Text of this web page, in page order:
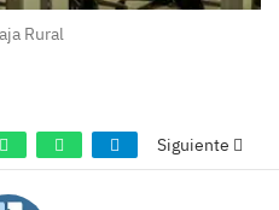
Rural
Siguiente